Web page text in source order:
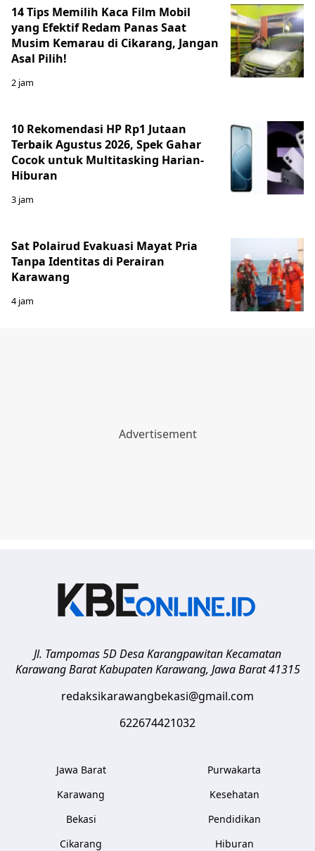
14 Tips Memilih Kaca Film Mobil
yang Efektif Redam Panas Saat
Musim Kemarau di Cikarang, Jangan
Asal Pilih!
2 jam
10 Rekomendasi HP Rp1 Jutaan
Terbaik Agustus 2026, Spek Gahar
Cocok untuk Multitasking Harian-
Hiburan
3 jam
Sat Polairud Evakuasi Mayat Pria
Tanpa Identitas di Perairan
Karawang
4 jam
Jl. Tampomas 5D Desa Karangpawitan Kecamatan
Karawang Barat Kabupaten Karawang, Jawa Barat 41315
redaksikarawangbekasi@gmail.com
622674421032
Jawa Barat
Karawang
Bekasi
Cikarang
Purwakarta
Kesehatan
Pendidikan
Hiburan